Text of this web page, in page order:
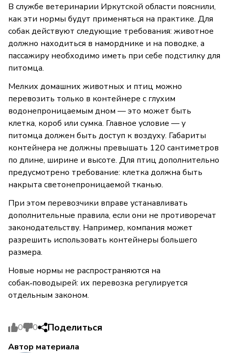
В службе ветеринарии Иркутской области пояснили,
как эти нормы будут применяться на практике. Для
собак действуют следующие требования: животное
должно находиться в наморднике и на поводке, а
пассажиру необходимо иметь при себе подстилку для
питомца.
Мелких домашних животных и птиц можно
перевозить только в контейнере с глухим
водонепроницаемым дном — это может быть
клетка, короб или сумка. Главное условие — у
питомца должен быть доступ к воздуху. Габариты
контейнера не должны превышать 120 сантиметров
по длине, ширине и высоте. Для птиц дополнительно
предусмотрено требование: клетка должна быть
накрыта светонепроницаемой тканью.
При этом перевозчики вправе устанавливать
дополнительные правила, если они не противоречат
законодательству. Например, компания может
разрешить использовать контейнеры большего
размера.
Новые нормы не распространяются на
собак‑поводырей: их перевозка регулируется
отдельным законом.
0 0 Поделиться
Автор материала